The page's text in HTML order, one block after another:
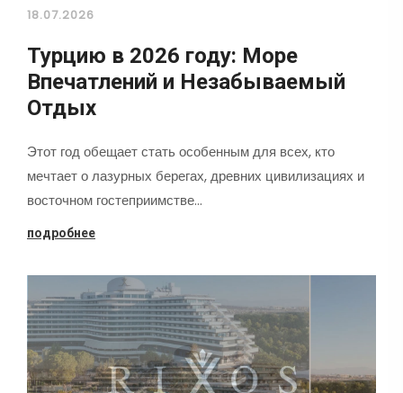
18.07.2026
Турцию в 2026 году: Море
Впечатлений и Незабываемый
Отдых
Этот год обещает стать особенным для всех, кто
мечтает о лазурных берегах, древних цивилизациях и
восточном гостеприимстве…
подробнее